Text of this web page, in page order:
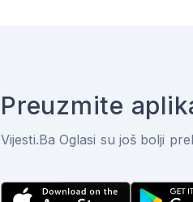
Preuzmite
Vijesti.Ba Oglasi su još bolji